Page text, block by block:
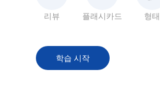
리뷰 플래시카드 형태
학습 시작